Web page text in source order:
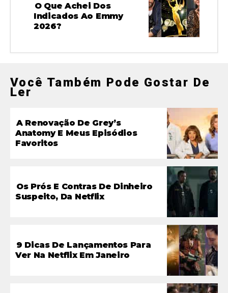
O Que Achei Dos
Indicados Ao Emmy
2026?
Você Também Pode Gostar De
Ler
A Renovação De Grey’s
Anatomy E Meus Episódios
Favoritos
Os Prós E Contras De Dinheiro
Suspeito, Da Netflix
9 Dicas De Lançamentos Para
Ver Na Netflix Em Janeiro